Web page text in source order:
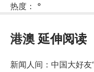
热度： °
港澳 延伸阅读
新闻人间：中国大好友